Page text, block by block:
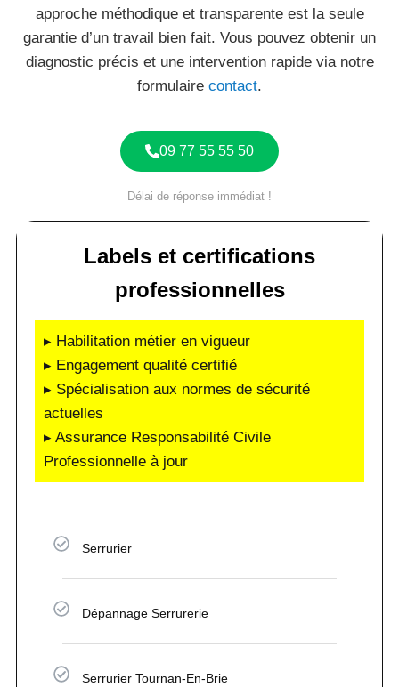
approche méthodique et transparente est la seule
garantie d’un travail bien fait. Vous pouvez obtenir un
diagnostic précis et une intervention rapide via notre
formulaire contact.
09 77 55 55 50
Délai de réponse immédiat !
Labels et certifications
professionnelles
▸ Habilitation métier en vigueur
▸ Engagement qualité certifié
▸ Spécialisation aux normes de sécurité
actuelles
▸ Assurance Responsabilité Civile
Professionnelle à jour
Serrurier
Dépannage Serrurerie
Serrurier Tournan-En-Brie